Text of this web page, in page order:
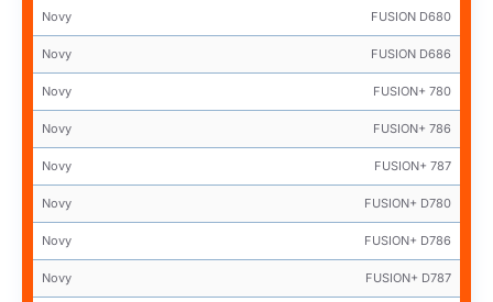
Novy FUSION D680
Novy FUSION D686
Novy FUSION+ 780
Novy FUSION+ 786
Novy FUSION+ 787
Novy FUSION+ D780
Novy FUSION+ D786
Novy FUSION+ D787